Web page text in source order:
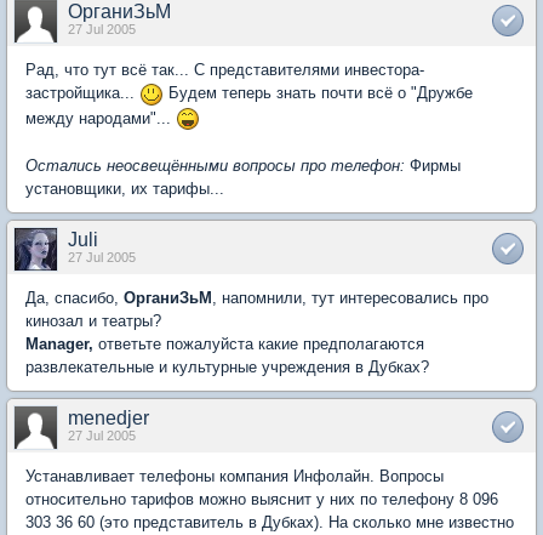
ОрганиЗьМ
27 Jul 2005
Рад, что тут всё так... С представителями инвестора-
застройщика...
Будем теперь знать почти всё о "Дружбе
между народами"...
Остались неосвещёнными вопросы про телефон: Фирмы
установщики, их тарифы...
Juli
27 Jul 2005
Да, спасибо, ОрганиЗьМ , напомнили, тут интересовались про
кинозал и театры?
Manager, ответьте пожалуйста какие предполагаются
развлекательные и культурные учреждения в Дубках?
menedjer
27 Jul 2005
Устанавливает телефоны компания Инфолайн. Вопросы
относительно тарифов можно выяснит у них по телефону 8 096
303 36 60 (это представитель в Дубках). На сколько мне известно